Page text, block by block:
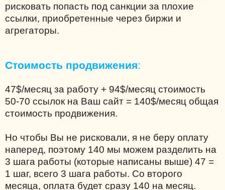
рисковать попасть под санкции за плохие
ссылки, приобретенные через биржи и
агрегаторы.
Стоимость продвижения:
47$/месяц за работу + 94$/месяц стоимость
50-70 ссылок на Ваш сайт = 140$/месяц общая
стоимость продвижения.
Но чтобы Вы не рисковали, я не беру оплату
наперед, поэтому 140 мы можем разделить на
3 шага работы (которые написаны выше) 47 =
1 шаг, всего 3 шага работы. Со второго
месяца, оплата будет сразу 140 на месяц.